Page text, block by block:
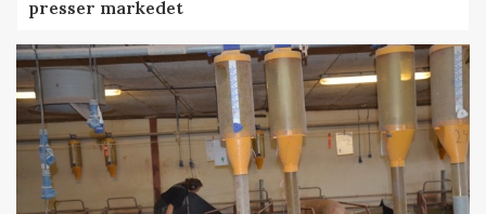
presser markedet